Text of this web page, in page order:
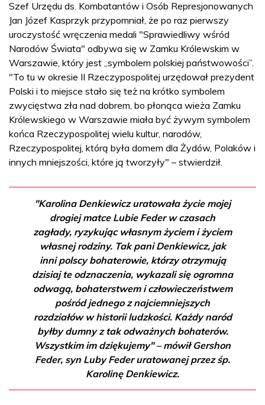
Szef Urzędu ds. Kombatantów i Osób Represjonowanych
Jan Józef Kasprzyk przypomniał, że po raz pierwszy
uroczystość wręczenia medali "Sprawiedliwy wśród
Narodów Świata" odbywa się w Zamku Królewskim w
Warszawie, który jest „symbolem polskiej państwowości”.
"To tu w okresie II Rzeczypospolitej urzędował prezydent
Polski i to miejsce stało się też na krótko symbolem
zwycięstwa zła nad dobrem, bo płonąca wieża Zamku
Królewskiego w Warszawie miała być żywym symbolem
końca Rzeczypospolitej wielu kultur, narodów,
Rzeczypospolitej, którą była domem dla Żydów, Polaków i
innych mniejszości, które ją tworzyły" – stwierdził.
"Karolina Denkiewicz uratowała życie mojej
drogiej matce Lubie Feder w czasach
zagłady, ryzykując własnym życiem i życiem
własnej rodziny. Tak pani Denkiewicz, jak
inni polscy bohaterowie, którzy otrzymują
dzisiaj te odznaczenia, wykazali się ogromna
odwagą, bohaterstwem i człowieczeństwem
pośród jednego z najciemniejszych
rozdziałów w historii ludzkości. Każdy naród
byłby dumny z tak odważnych bohaterów.
Wszystkim im dziękujemy" – mówił Gershon
Feder, syn Luby Feder uratowanej przez śp.
Karolinę Denkiewicz.